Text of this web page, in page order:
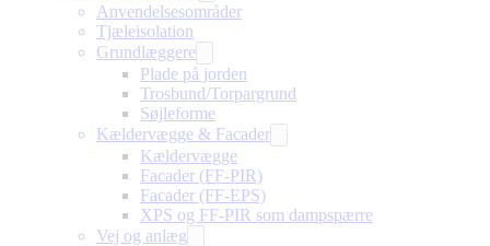
Anvendelsesområder
Tjæleisolation
Grundlæggere
Plade på jorden
Trosbund/Torpargrund
Søjleforme
Kældervægge & Facader
Kældervægge
Facader (FF-PIR)
Facader (FF-EPS)
XPS og FF-PIR som dampspærre
Vej og anlæg